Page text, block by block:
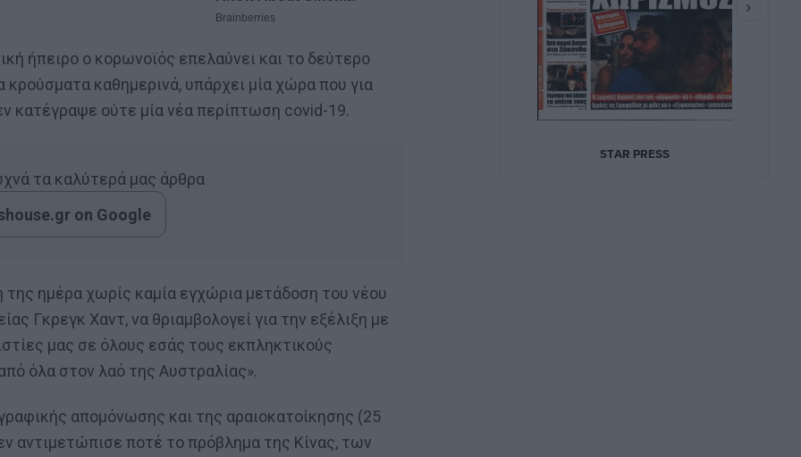
ήπειρο ο κορωνοϊός επελαύνει και το δεύτερο
κρούσματα καθημερινά, υπάρχει μία χώρα που για
κατέγραψε ούτε μία νέα περίπτωση covid-19.
τα καλύτερά μας άρθρα
on Google
της ημέρα χωρίς καμία εγχώρια μετάδοση του νέου
Γκρεγκ Χαντ, να θριαμβολογεί για την εξέλιξη με
μας σε όλους εσάς τους εκπληκτικούς
όλα στον λαό της Αυστραλίας».
απομόνωσης και της αραιοκατοίκησης (25
αντιμετώπισε ποτέ το πρόβλημα της Κίνας, των